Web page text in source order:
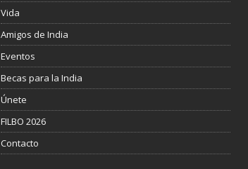
Vida
Amigos de India
Eventos
Becas para la India
Únete
FILBO 2026
Contacto